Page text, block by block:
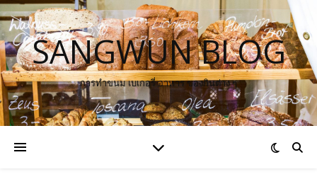
SANGWUN BLOG
การทำขนม เบเกอรี่ อาหาร ของกินต่าง ๆ